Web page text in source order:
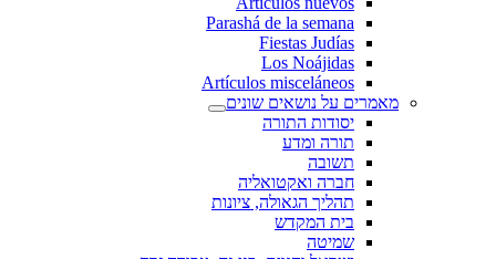
Parashá de la semana
Fiestas Judías
Los Noájidas
Artículos misceláneos
מאמרים על נושאים שונים
יסודות התורה
תורה ומדע
תשובה
חברה ואקטואליה
תהליך הגאולה, ציונות
בית המקדש
שמיטה